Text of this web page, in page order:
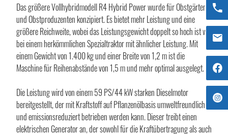
Das größere Vollhybridmodell R4 Hybrid Power wurde für Obstgärten
und Obstproduzenten konzipiert. Es bietet mehr Leistung und eine
größere Reichweite, wobei das Leistungsgewicht doppelt so hoch ist wie
bei einem herkömmlichen Spezialtraktor mit ähnlicher Leistung. Mit
einem Gewicht von 1.400 kg und einer Breite von 1,2 m ist die
Maschine für Reihenabstände von 1,5 m und mehr optimal ausgelegt.
Die Leistung wird von einem 59 PS/44 kW starken Dieselmotor
bereitgestellt, der mit Kraftstoff auf Pflanzenölbasis umweltfreundlich
und emissionsreduziert betrieben werden kann. Dieser treibt einen
elektrischen Generator an, der sowohl für die Kraftübertragung als auch